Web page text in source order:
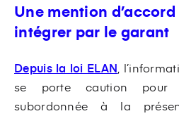
Une mention
intégrer par le garant
Depuis la loi ELAN ,
se porte caution pour
subordonnée à la